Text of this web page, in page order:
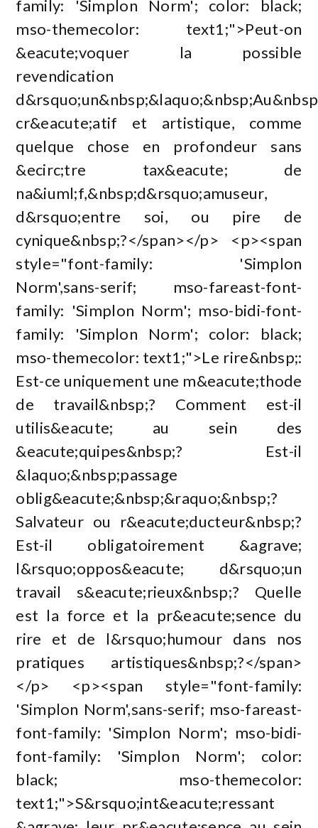
family: 'Simplon Norm'; color: black;
mso-themecolor: text1;">Peut-on
&eacute;voquer la possible
revendication
cr&eacute;atif et artistique, comme
quelque chose en profondeur sans
&ecirc;tre tax&eacute; de
na&iuml;f,&nbsp;d&rsquo;amuseur,
d&rsquo;entre soi, ou pire de
cynique&nbsp;?</span></p> <p><span
style="font-family: 'Simplon
Norm',sans-serif; mso-fareast-font-
family: 'Simplon Norm'; mso-bidi-font-
family: 'Simplon Norm'; color: black;
mso-themecolor: text1;">Le rire&nbsp;:
Est-ce uniquement une m&eacute;thode
de travail&nbsp;? Comment est-il
utilis&eacute; au sein des
&eacute;quipes&nbsp;? Est-il
&laquo;&nbsp;passage
oblig&eacute;&nbsp;&raquo;&nbsp;?
Salvateur ou r&eacute;ducteur&nbsp;?
Est-il obligatoirement &agrave;
l&rsquo;oppos&eacute; d&rsquo;un
travail s&eacute;rieux&nbsp;? Quelle
est la force et la pr&eacute;sence du
rire et de l&rsquo;humour dans nos
pratiques artistiques&nbsp;?</span>
</p> <p><span style="font-family:
'Simplon Norm',sans-serif; mso-fareast-
font-family: 'Simplon Norm'; mso-bidi-
font-family: 'Simplon Norm'; color:
black; mso-themecolor:
text1;">S&rsquo;int&eacute;ressant